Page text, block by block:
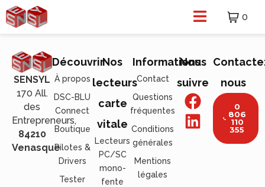
0
SENSYL
170 All.
des
Entrepreneurs,
84210
Venasque
Découvrir
À propos
DSC-BLU
Connect
Boutique
Pilotes &
Drivers
Tester
Nos
lecteurs
carte
vitale
Lecteurs
PC/SC
mono-
fente
Informations
Contact
Questions
fréquentes
Conditions
générales
Mentions
légales
Nous
suivre
nous
0
806
110
355